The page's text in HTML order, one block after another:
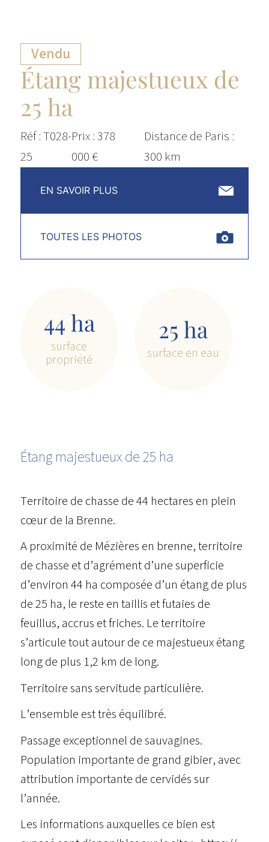
Vendu
Étang majestueux de
25 ha
Réf : T028-
25
Prix : 378
000 €
Distance de Paris :
300 km
EN SAVOIR PLUS
TOUTES LES PHOTOS
44 ha
surface
propriété
25 ha
surface en eau
Étang majestueux de 25 ha
Territoire de chasse de 44 hectares en plein
cœur de la Brenne.
A proximité de Mézières en brenne, territoire
de chasse et d’agrément d’une superficie
d’environ 44 ha composée d’un étang de plus
de 25 ha, le reste en taillis et futaies de
feuillus, accrus et friches. Le territoire
s’articule tout autour de ce majestueux étang
long de plus 1,2 km de long.
Territoire sans servitude particulière.
L’ensemble est très équilibré.
Passage exceptionnel de sauvagines.
Population importante de grand gibier, avec
attribution importante de cervidés sur
l’année.
Les informations auxquelles ce bien est